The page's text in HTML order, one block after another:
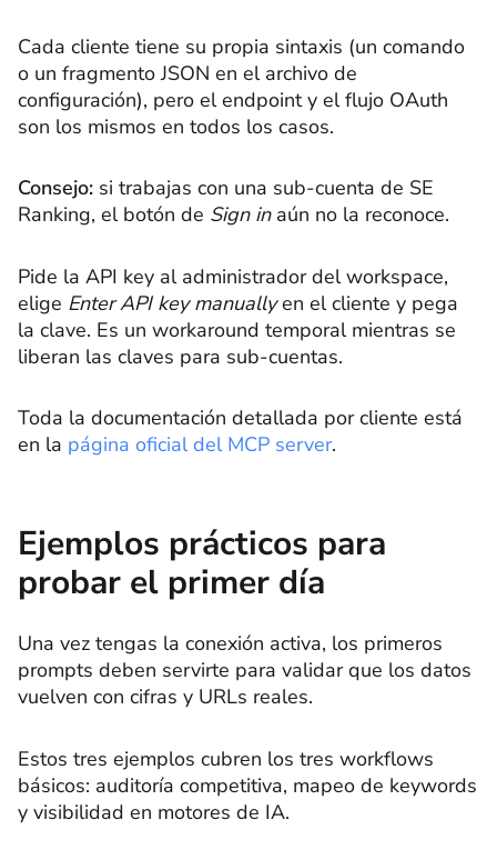
Cada cliente tiene su propia sintaxis (un comando
o un fragmento JSON en el archivo de
configuración), pero el endpoint y el flujo OAuth
son los mismos en todos los casos.
Consejo: si trabajas con una sub-cuenta de SE
Ranking, el botón de Sign inaún no la reconoce.
Pide la API key al administrador del workspace,
elige Enter API key manuallyen el cliente y pega
la clave. Es un workaround temporal mientras se
liberan las claves para sub-cuentas.
Toda la documentación detallada por cliente está
en la página oficial del MCP server.
Ejemplos prácticos para
probar el primer día
Una vez tengas la conexión activa, los primeros
prompts deben servirte para validar que los datos
vuelven con cifras y URLs reales.
Estos tres ejemplos cubren los tres workflows
básicos: auditoría competitiva, mapeo de keywords
y visibilidad en motores de IA.